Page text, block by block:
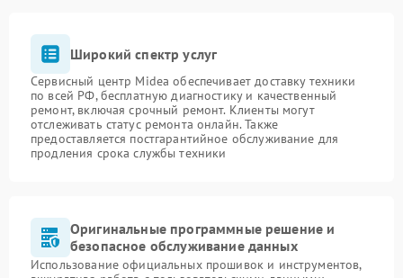
Широкий спектр услуг
Сервисный центр Midea обеспечивает доставку техники
по всей РФ, бесплатную диагностику и качественный
ремонт, включая срочный ремонт. Клиенты могут
отслеживать статус ремонта онлайн. Также
предоставляется постгарантийное обслуживание для
продления срока службы техники
Оригинальные программные решение и
безопасное обслуживание данных
Использование официальных прошивок и инструментов,